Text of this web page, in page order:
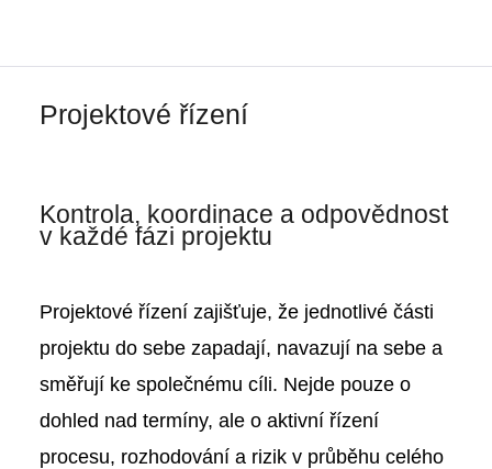
Projektové řízení
Kontrola, koordinace a odpovědnost
v každé fázi projektu
Projektové řízení zajišťuje, že jednotlivé části
projektu do sebe zapadají, navazují na sebe a
směřují ke společnému cíli. Nejde pouze o
dohled nad termíny, ale o aktivní řízení
procesu, rozhodování a rizik v průběhu celého